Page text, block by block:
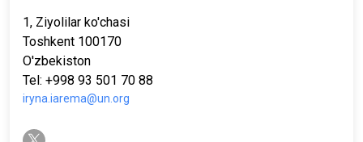
1, Ziyolilar ko'chasi
Toshkent 100170
O'zbekiston
Tel: +998 93 501 70 88
iryna.iarema@un.org
twitter-x